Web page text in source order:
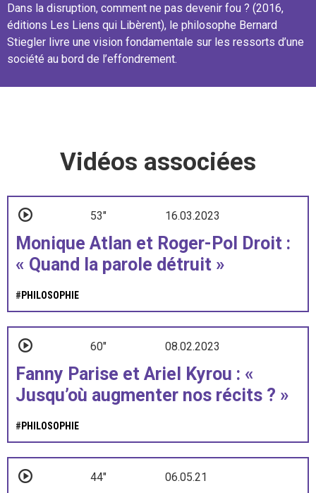
Dans la disruption, comment ne pas devenir fou ? (2016,
éditions Les Liens qui Libèrent), le philosophe Bernard
Stiegler livre une vision fondamentale sur les ressorts d’une
société au bord de l’effondrement.
Vidéos associées
53" 16.03.2023
Monique Atlan et Roger-Pol Droit :
« Quand la parole détruit »
# PHILOSOPHIE
60" 08.02.2023
Fanny Parise et Ariel Kyrou : «
Jusqu’où augmenter nos récits ? »
# PHILOSOPHIE
44" 06.05.21